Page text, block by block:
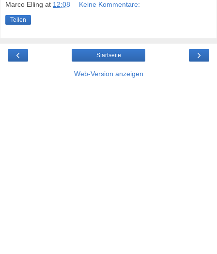
Marco Elling at 12:08 Keine Kommentare:
Teilen
‹ ›
Startseite
Web-Version anzeigen